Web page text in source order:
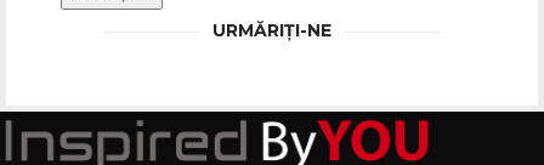
URMĂRIȚI-NE